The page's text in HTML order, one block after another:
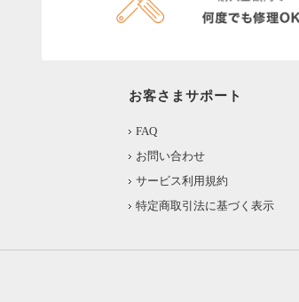
お客さまサポート
FAQ
お問い合わせ
サービス利用規約
特定商取引法に基づく表示